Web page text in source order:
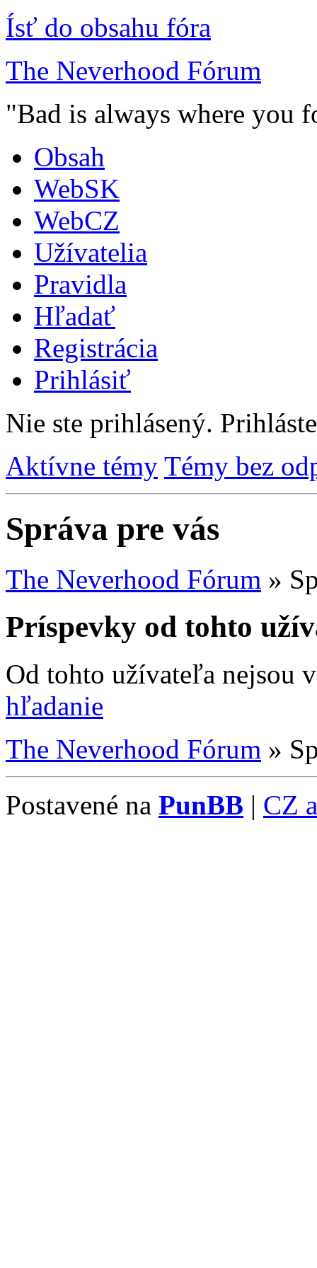
Ísť do obsahu fóra
The Neverhood Fórum
"Bad is always where you
Obsah
WebSK
WebCZ
Užívatelia
Pravidla
Hľadať
Registrácia
Prihlásiť
Nie ste prihlásený.
Aktívne témy Témy bez
Správa pre vás
The Neverhood Fórum »
Príspevky od tohto
Od tohto užívateľa nejsou
hľadanie
The Neverhood Fórum »
Postavené na PunBB | CZ